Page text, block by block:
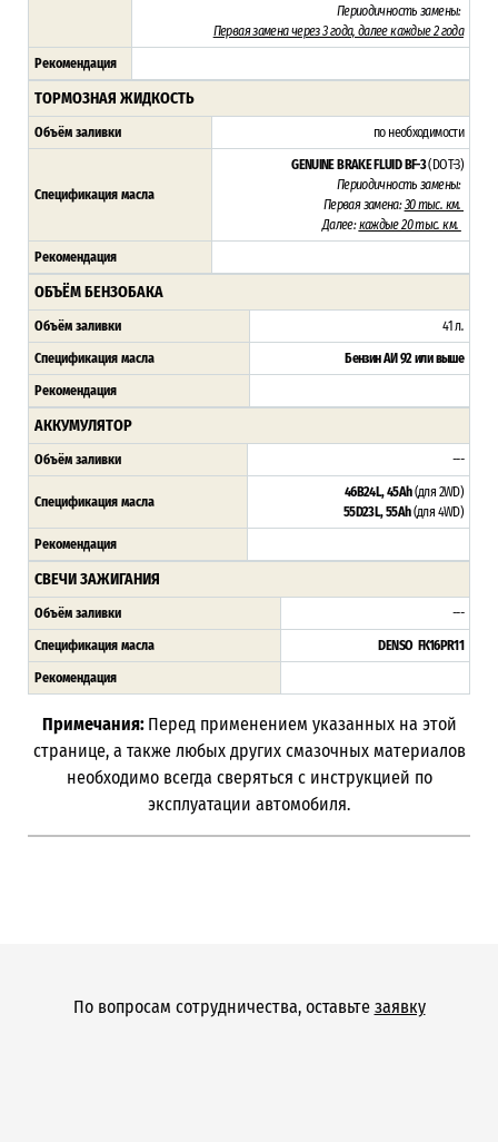
Периодичность замены:
Первая замена через 3 года, далее каждые 2 года
Рекомендация
ТОРМОЗНАЯ ЖИДКОСТЬ
Объём заливки по необходимости
Спецификация масла
GENUINE BRAKE FLUID BF-3(DOT-3)
Периодичность замены:
Первая замена:30 тыс. км.
Далее:каждые 20 тыс. км.
Рекомендация
ОБЪЁМ БЕНЗОБАКА
Объём заливки 41 л.
Спецификация масла Бензин АИ 92 или выше
Рекомендация
АККУМУЛЯТОР
Объём заливки ---
Спецификация масла
46B24L, 45Ah(для 2WD)
55D23L, 55Ah(для 4WD)
Рекомендация
СВЕЧИ ЗАЖИГАНИЯ
Объём заливки ---
Спецификация масла DENSO FK16PR11
Рекомендация
Примечания: Перед применением указанных на этой
странице, а также любых других смазочных материалов
необходимо всегда сверяться с инструкцией по
эксплуатации автомобиля.
По вопросам сотрудничества, оставьте заявку